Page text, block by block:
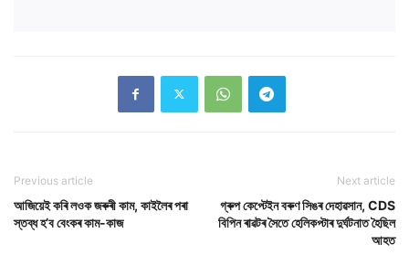
Previous article
আজিয়েই কৰি লওক জৰুৰী কাম, কাইলৈৰ পৰা
স্তব্ধ হ’ব বেংকৰ কাম-কাজ
Next article
গ্ৰুপ কেপ্টেইন বৰুণ সিঙৰ দেহাৱসান, CDS
বিপিন ৰাৱটৰ সৈতে হেলিকপ্টাৰ দুৰ্ঘটনাত হৈছিল
আহত